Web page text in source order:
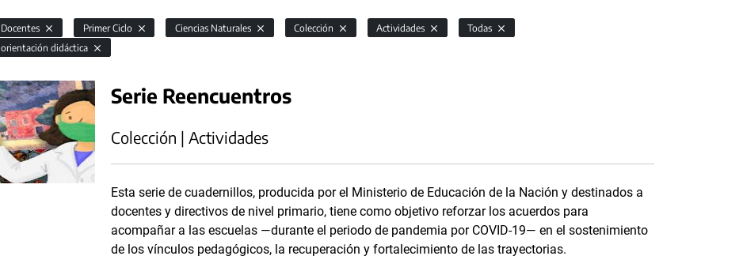
Docentes Primer Ciclo Ciencias Naturales Colección Actividades
Todas
orientación didáctica
Serie Reencuentros
Colección | Actividades
Esta serie de cuadernillos, producida por el Ministerio de Educación de la Nación y destinados a
docentes y directivos de nivel primario, tiene como objetivo reforzar los acuerdos para
acompañar a las escuelas —durante el periodo de pandemia por COVID-19— en el sostenimiento
de los vínculos pedagógicos, la recuperación y fortalecimiento de las trayectorias.